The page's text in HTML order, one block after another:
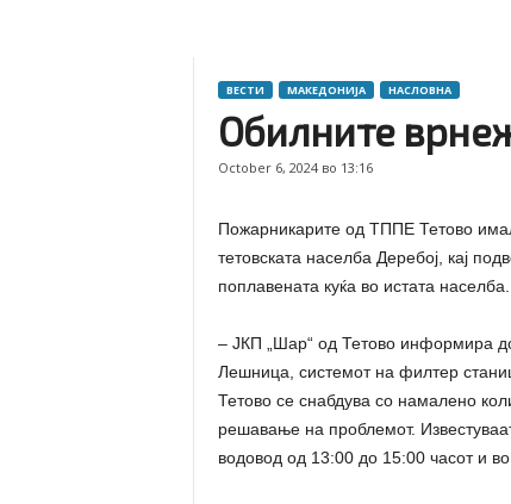
ВЕСТИ МАКЕДОНИЈА НАСЛОВНА
Обилните
October 6, 2024 во 13:16
Пожарникарите од ТППЕ Тетово
тетовската населба Деребој, кај
поплавената куќа во истата населба.
– ЈКП „Шар“ од Тетово информира
Лешница, системот на филтер
Тетово се снабдува со намалено
решавање на проблемот.
водовод од 13:00 до 15:00 часот и